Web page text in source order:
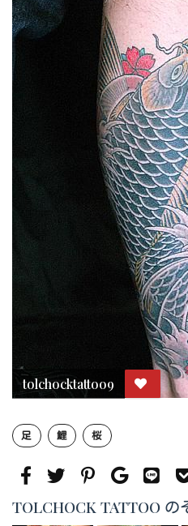
tolchocktattoo9
足 鯉 桜
TOLCHOCK TATTOO